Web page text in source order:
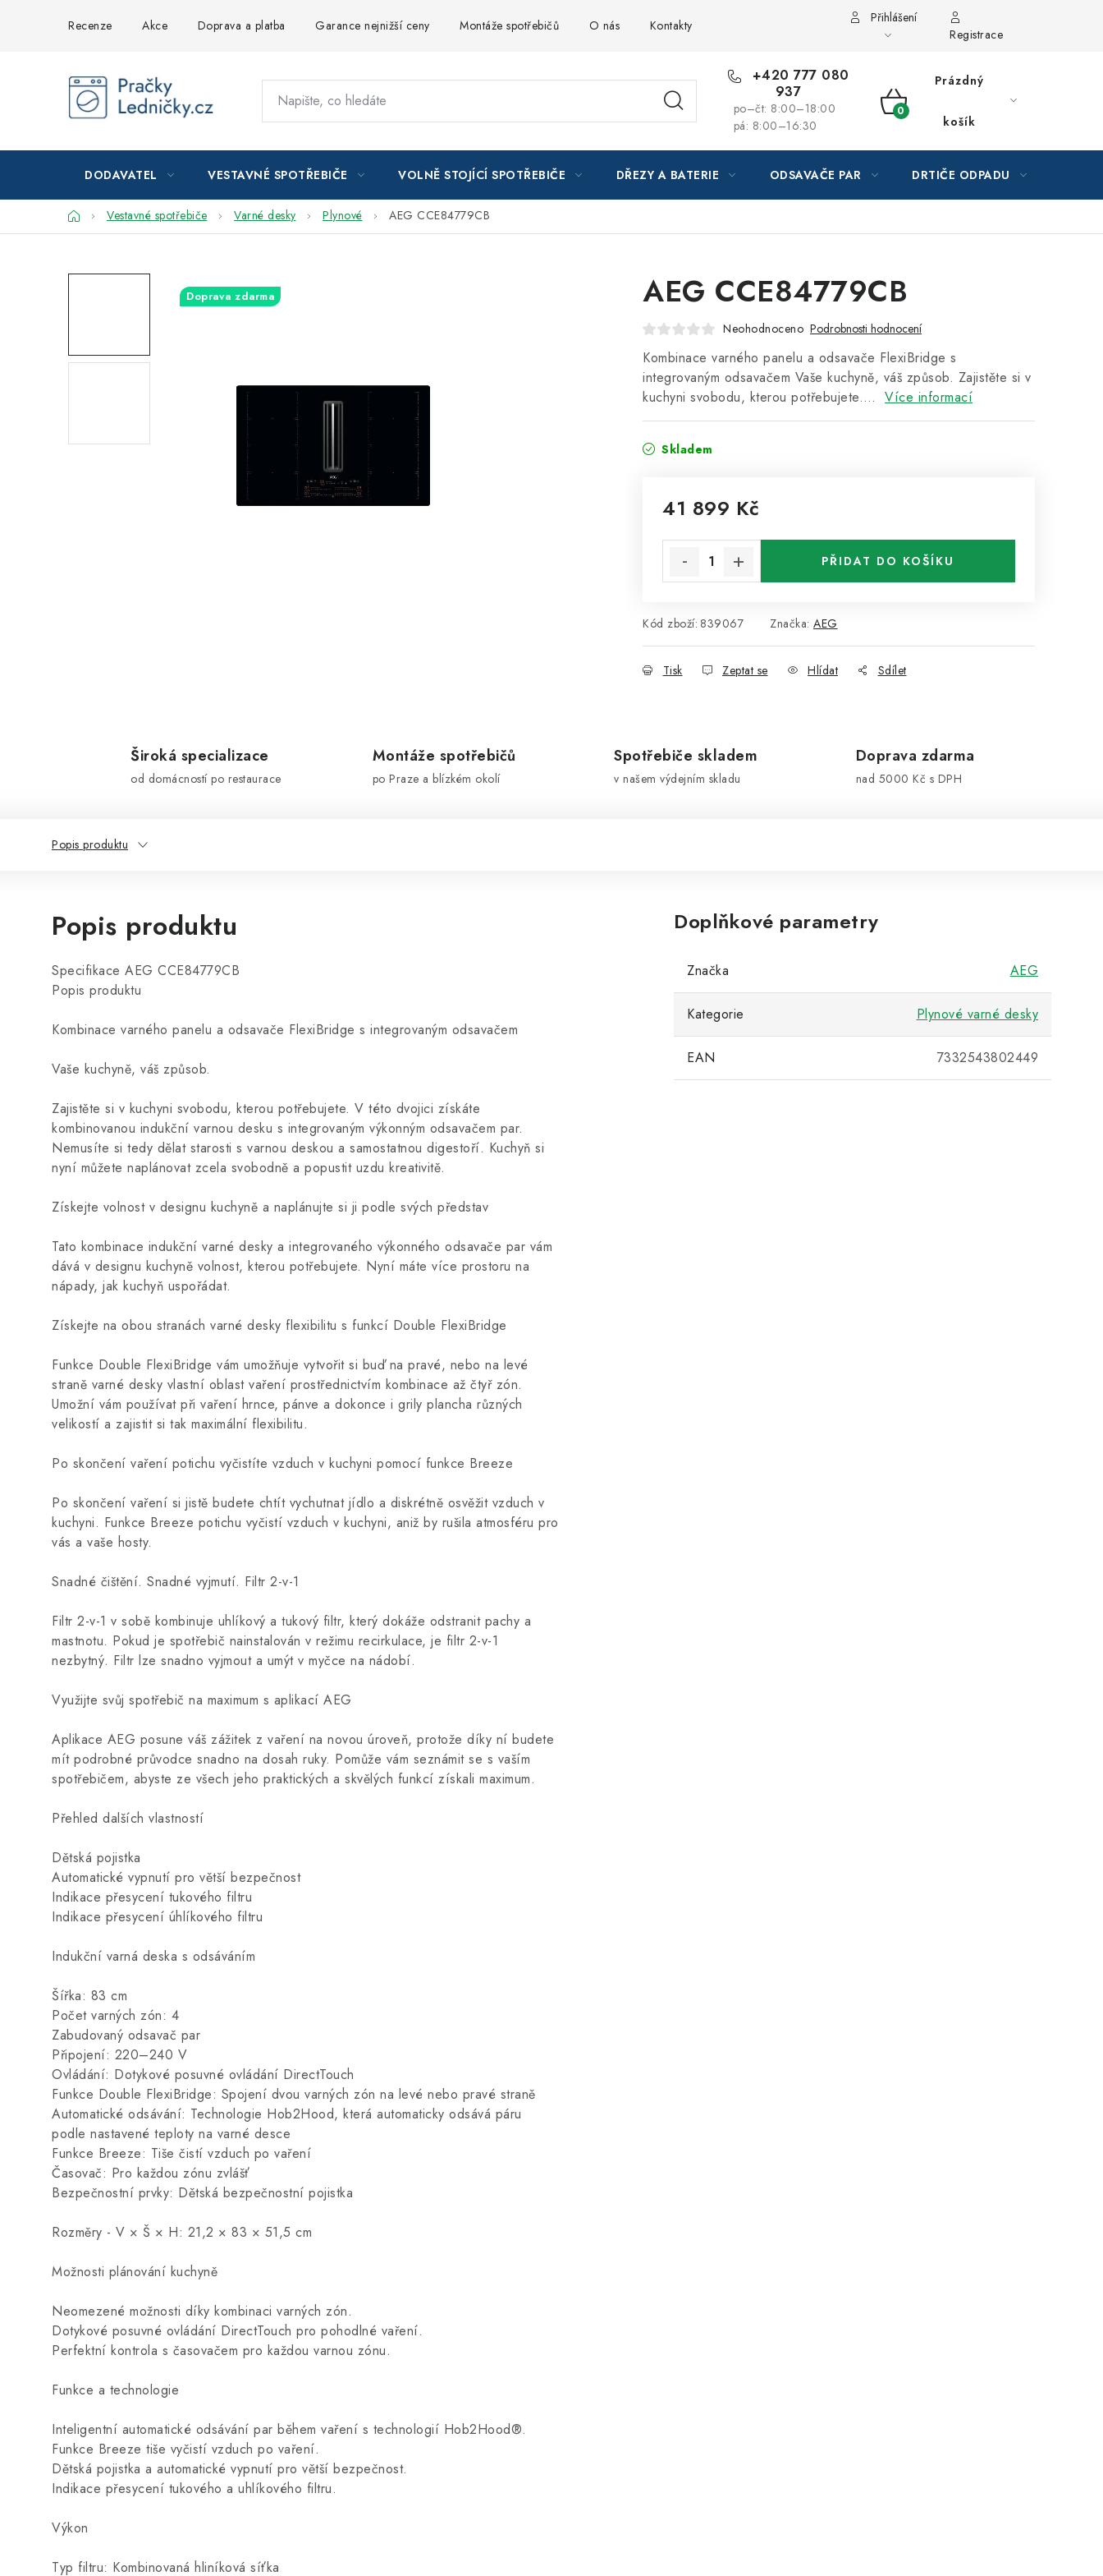
Recenze Akce Doprava a platba Garance nejnižší ceny Montáže spotřebičů O nás Kontakty
Přihlášení
Registrace
+420 777 080
937
po–čt: 8:00–18:00
pá: 8:00–16:30
NÁKUPNÍ
Prázdný
košík
DODAVATEL VESTAVNÉ SPOTŘEBIČE VOLNĚ STOJÍCÍ SPOTŘEBIČE DŘEZY A BATERIE ODSAVAČE PAR DRTIČE ODPADU
DomůVestavné spotřebiče Varné desky Plynové AEG CCE84779CB
AEG CCE84779CB
Neohodnoceno Podrobnosti hodnocení
Kombinace varného panelu a odsavače FlexiBridge s
integrovaným odsavačem Vaše kuchyně, váš způsob. Zajistěte si v
kuchyni svobodu, kterou potřebujete.… Více informací
Skladem
41 899 Kč
PŘIDAT DO KOŠÍKU
Kód zboží: 839067 Značka: AEG
Tisk Zeptat se Hlídat Sdílet
Doprava zdarma
Široká specializace
od domácností po restaurace
Montáže spotřebičů
po Praze a blízkém okolí
Spotřebiče skladem
v našem výdejním skladu
Doprava zdarma
nad 5000 Kč s DPH
Popis produktu
Popis produktu
Specifikace AEG CCE84779CB
Popis produktu
Kombinace varného panelu a odsavače FlexiBridge s integrovaným odsavačem
Vaše kuchyně, váš způsob.
Zajistěte si v kuchyni svobodu, kterou potřebujete. V této dvojici získáte
kombinovanou indukční varnou desku s integrovaným výkonným odsavačem par.
Nemusíte si tedy dělat starosti s varnou deskou a samostatnou digestoří. Kuchyň si
nyní můžete naplánovat zcela svobodně a popustit uzdu kreativitě.
Získejte volnost v designu kuchyně a naplánujte si ji podle svých představ
Tato kombinace indukční varné desky a integrovaného výkonného odsavače par vám
dává v designu kuchyně volnost, kterou potřebujete. Nyní máte více prostoru na
nápady, jak kuchyň uspořádat.
Získejte na obou stranách varné desky flexibilitu s funkcí Double FlexiBridge
Funkce Double FlexiBridge vám umožňuje vytvořit si buď na pravé, nebo na levé
straně varné desky vlastní oblast vaření prostřednictvím kombinace až čtyř zón.
Umožní vám používat při vaření hrnce, pánve a dokonce i grily plancha různých
velikostí a zajistit si tak maximální flexibilitu.
Po skončení vaření potichu vyčistíte vzduch v kuchyni pomocí funkce Breeze
Po skončení vaření si jistě budete chtít vychutnat jídlo a diskrétně osvěžit vzduch v
kuchyni. Funkce Breeze potichu vyčistí vzduch v kuchyni, aniž by rušila atmosféru pro
vás a vaše hosty.
Snadné čištění. Snadné vyjmutí. Filtr 2-v-1
Filtr 2-v-1 v sobě kombinuje uhlíkový a tukový filtr, který dokáže odstranit pachy a
mastnotu. Pokud je spotřebič nainstalován v režimu recirkulace, je filtr 2-v-1
nezbytný. Filtr lze snadno vyjmout a umýt v myčce na nádobí.
Využijte svůj spotřebič na maximum s aplikací AEG
Aplikace AEG posune váš zážitek z vaření na novou úroveň, protože díky ní budete
mít podrobné průvodce snadno na dosah ruky. Pomůže vám seznámit se s vaším
spotřebičem, abyste ze všech jeho praktických a skvělých funkcí získali maximum.
Přehled dalších vlastností
Dětská pojistka
Automatické vypnutí pro větší bezpečnost
Indikace přesycení tukového filtru
Indikace přesycení úhlíkového filtru
Indukční varná deska s odsáváním
Šířka: 83 cm
Počet varných zón: 4
Zabudovaný odsavač par
Připojení: 220–240 V
Ovládání: Dotykové posuvné ovládání DirectTouch
Funkce Double FlexiBridge: Spojení dvou varných zón na levé nebo pravé straně
Automatické odsávání: Technologie Hob2Hood, která automaticky odsává páru
podle nastavené teploty na varné desce
Funkce Breeze: Tiše čistí vzduch po vaření
Časovač: Pro každou zónu zvlášť
Bezpečnostní prvky: Dětská bezpečnostní pojistka
Rozměry - V × Š × H: 21,2 × 83 × 51,5 cm
Možnosti plánování kuchyně
Neomezené možnosti díky kombinaci varných zón.
Dotykové posuvné ovládání DirectTouch pro pohodlné vaření.
Perfektní kontrola s časovačem pro každou varnou zónu.
Funkce a technologie
Inteligentní automatické odsávání par během vaření s technologií Hob2Hood®.
Funkce Breeze tiše vyčistí vzduch po vaření.
Dětská pojistka a automatické vypnutí pro větší bezpečnost.
Indikace přesycení tukového a uhlíkového filtru.
Výkon
Typ filtru: Kombinovaná hliníková síťka
Doplňkové parametry
Značka AEG
Kategorie Plynové varné desky
EAN 7332543802449